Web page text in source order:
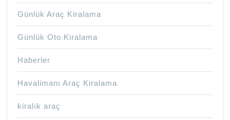
Günlük Araç Kiralama
Günlük Oto Kiralama
Haberler
Havalimanı Araç Kiralama
kiralık araç